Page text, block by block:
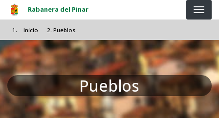
Pasar al contenido principal
Rabanera del Pinar
Inicio Pueblos
Pueblos